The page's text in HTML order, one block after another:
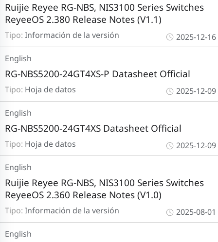
Tipo: Información de la versión
Ruijie Reyee RG-NBS, NIS3100 Series Switches
ReyeeOS 2.380 Release Notes (V1.1)
2025-12-16
Tipo: Hoja de datos
RG-NBS5200-24GT4XS-P Datasheet Official
English
2025-12-09
Tipo: Hoja de datos
RG-NBS5200-24GT4XS Datasheet Official
English
2025-12-09
Tipo: Información de la versión
Ruijie Reyee RG-NBS, NIS3100 Series Switches
ReyeeOS 2.360 Release Notes (V1.0)
English
2025-08-01
English